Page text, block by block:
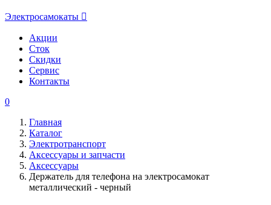
Электросамокаты
Акции
Сток
Скидки
Сервис
Контакты
0
Главная
Каталог
Электротранспорт
Аксессуары и запчасти
Аксессуары
Держатель для телефона на электросамокат
металлический - черный